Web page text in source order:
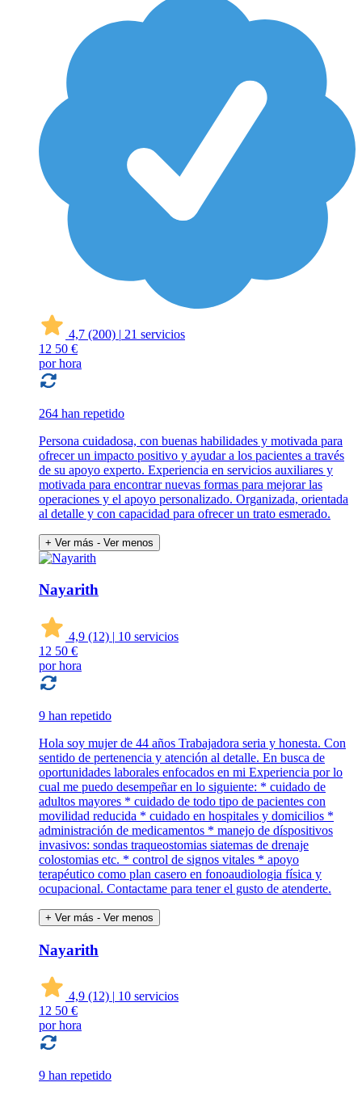
4,7 (200) | 21 servicios
12 50 €
por hora
264 han repetido
Persona cuidadosa, con buenas habilidades y motivada para
ofrecer un impacto positivo y ayudar a los pacientes a través
de su apoyo experto. Experiencia en servicios auxiliares y
motivada para encontrar nuevas formas para mejorar las
operaciones y el apoyo personalizado. Organizada, orientada
al detalle y con capacidad para ofrecer un trato esmerado.
+ Ver más - Ver menos
Nayarith
4,9 (12) | 10 servicios
12 50 €
por hora
9 han repetido
Hola soy mujer de 44 años Trabajadora seria y honesta. Con
sentido de pertenencia y atención al detalle. En busca de
oportunidades laborales enfocados en mi Experiencia por lo
cual me puedo desempeñar en lo siguiente: * cuidado de
adultos mayores * cuidado de todo tipo de pacientes con
movilidad reducida * cuidado en hospitales y domicilios *
administración de medicamentos * manejo de díspositivos
invasivos: sondas traqueostomias siatemas de drenaje
colostomias etc. * control de signos vitales * apoyo
terapéutico como plan casero en fonoaudiologia física y
ocupacional. Contactame para tener el gusto de atenderte.
+ Ver más - Ver menos
Nayarith
4,9 (12) | 10 servicios
12 50 €
por hora
9 han repetido